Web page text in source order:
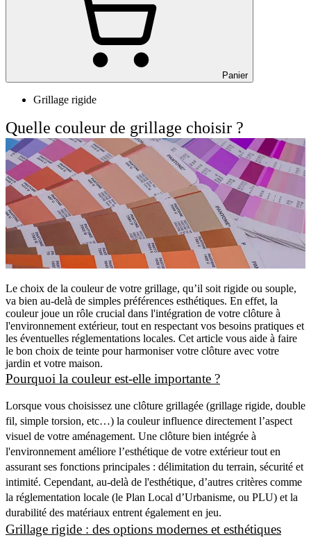
Panier
Grillage rigide
Quelle couleur de grillage choisir ?
Le choix de la couleur de votre grillage, qu’il soit rigide ou souple,
va bien au-delà de simples préférences esthétiques. En effet, la
couleur joue un rôle crucial dans l'intégration de votre clôture à
l'environnement extérieur, tout en respectant vos besoins pratiques et
les éventuelles réglementations locales. Cet article vous aide à faire
le bon choix de teinte pour harmoniser votre clôture avec votre
jardin et votre maison.
Pourquoi la couleur est-elle importante ?
Lorsque vous choisissez une clôture grillagée (grillage rigide, double
fil, simple torsion, etc…) la couleur influence directement l’aspect
visuel de votre aménagement. Une clôture bien intégrée à
l'environnement améliore l’esthétique de votre extérieur tout en
assurant ses fonctions principales : délimitation du terrain, sécurité et
intimité. Cependant, au-delà de l'esthétique, d’autres critères comme
la réglementation locale (le Plan Local d’Urbanisme, ou PLU) et la
durabilité des matériaux entrent également en jeu.
Grillage rigide : des options modernes et esthétiques